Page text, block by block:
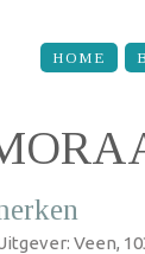
HOME
Veen,